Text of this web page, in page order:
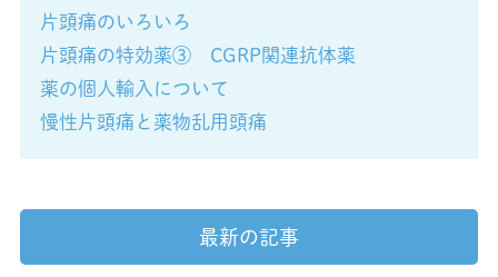
片頭痛のいろいろ
片頭痛の特効薬③ CGRP関連抗体薬
薬の個人輸入について
慢性片頭痛と薬物乱用頭痛
最新の記事